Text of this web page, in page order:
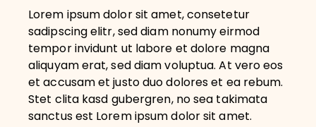
Lorem ipsum dolor sit amet, consetetur
sadipscing elitr, sed diam nonumy eirmod
tempor invidunt ut labore et dolore magna
aliquyam erat, sed diam voluptua. At vero eos
et accusam et justo duo dolores et ea rebum.
Stet clita kasd gubergren, no sea takimata
sanctus est Lorem ipsum dolor sit amet.